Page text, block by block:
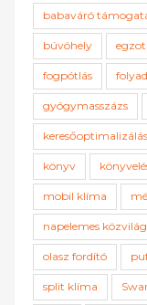
babaváró
búvóhely
fogpótlás
gyógymasszázs
keresőoptimalizálás
könyv
mobil klíma
napelemes
olasz fordító
split klíma